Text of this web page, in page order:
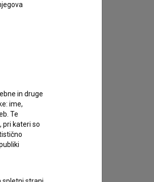
in druge
ime,
Te
pri kateri so